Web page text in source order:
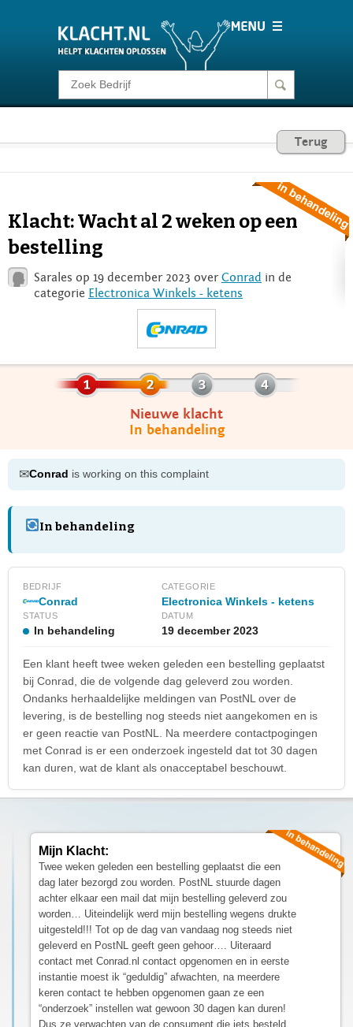
Klacht melden
Consumentenrecht
Voor Bedrijven
Login
Terug
Klacht: Wacht al 2 weken op een
bestelling
Sarales op 19 december 2023 overConrad in de
categorie Electronica Winkels - ketens
Nieuwe klacht
In behandeling
✉Conrad is working on this complaint
In behandeling
BEDRIJF
Conrad
CATEGORIE
Electronica Winkels - ketens
STATUS
In behandeling
DATUM
19 december 2023
Een klant heeft twee weken geleden een bestelling geplaatst
bij Conrad, die de volgende dag geleverd zou worden.
Ondanks herhaaldelijke meldingen van PostNL over de
levering, is de bestelling nog steeds niet aangekomen en is
er geen reactie van PostNL. Na meerdere contactpogingen
met Conrad is er een onderzoek ingesteld dat tot 30 dagen
kan duren, wat de klant als onacceptabel beschouwt.
Mijn Klacht:
Twee weken geleden een bestelling geplaatst die een
dag later bezorgd zou worden. PostNL stuurde dagen
achter elkaar een mail dat mijn bestelling geleverd zou
worden… Uiteindelijk werd mijn bestelling wegens drukte
uitgesteld!!! Tot op de dag van vandaag nog steeds niet
geleverd en PostNL geeft geen gehoor…. Uiteraard
contact met Conrad.nl contact opgenomen en in eerste
instantie moest ik “geduldig” afwachten, na meerdere
keren contact te hebben opgenomen gaan ze een
“onderzoek” instellen wat gewoon 30 dagen kan duren!
Dus ze verwachten van de consument die iets besteld